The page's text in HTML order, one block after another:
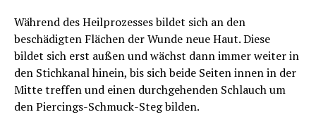
Während des Heilprozesses bildet sich an den
beschädigten Flächen der Wunde neue Haut. Diese
bildet sich erst außen und wächst dann immer weiter in
den Stichkanal hinein, bis sich beide Seiten innen in der
Mitte treffen und einen durchgehenden Schlauch um
den Piercings-Schmuck-Steg bilden.